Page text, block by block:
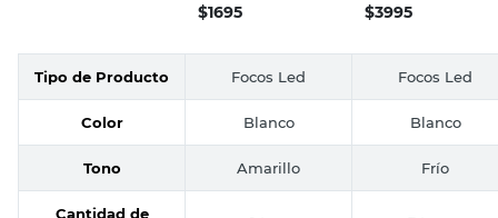
$1695 $3995
Tipo de Producto Focos Led Focos Led
Color Blanco Blanco
Tono Amarillo Frío
Cantidad de